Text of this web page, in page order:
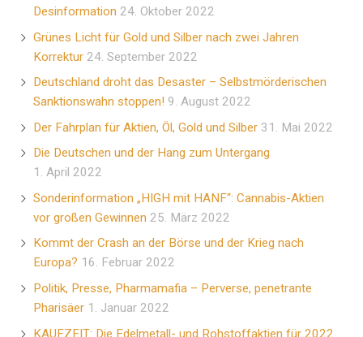
Desinformation 24. Oktober 2022
Grünes Licht für Gold und Silber nach zwei Jahren
Korrektur 24. September 2022
Deutschland droht das Desaster – Selbstmörderischen
Sanktionswahn stoppen! 9. August 2022
Der Fahrplan für Aktien, Öl, Gold und Silber 31. Mai 2022
Die Deutschen und der Hang zum Untergang
1. April 2022
Sonderinformation „HIGH mit HANF“: Cannabis-Aktien
vor großen Gewinnen 25. März 2022
Kommt der Crash an der Börse und der Krieg nach
Europa? 16. Februar 2022
Politik, Presse, Pharmamafia – Perverse, penetrante
Pharisäer 1. Januar 2022
KAUFZEIT: Die Edelmetall- und Rohstoffaktien für 2022